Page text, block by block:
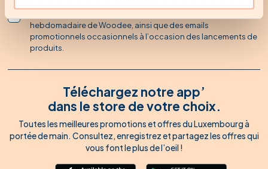
hebdomadaire de Woodee, ainsi que des emails
promotionnels occasionnels à l’occasion des lancements de
produits.
Téléchargez notre app’
dans le store de votre choix.
Toutes les meilleures promotions et offres du Luxembourg à
portée de main. Consultez, enregistrez et partagez les offres qui
vous font le plus de l’oeil !